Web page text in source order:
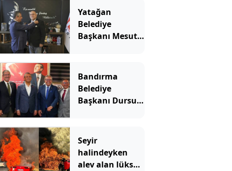
Yatağan
Belediye
Başkanı Mesut
Bandırma
Belediye
Başkanı Dursun
Seyir
halindeyken
alev alan lüks